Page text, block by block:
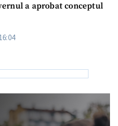
a aprobat conceptul